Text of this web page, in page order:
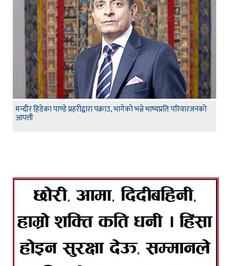
मन्दीर हिडेका पाण्डे प्रहरीद्वारा पक्राउ, भागेको भन्ने भाष्यप्रति परिवारजनको
आपत्ती